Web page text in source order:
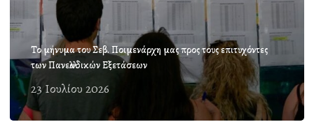
Το μήνυμα του Σεβ. Ποιμενάρχη μας προς τους επιτυχόντες
των Πανελλαδικών Εξετάσεων
23 Ιουλίου 2026